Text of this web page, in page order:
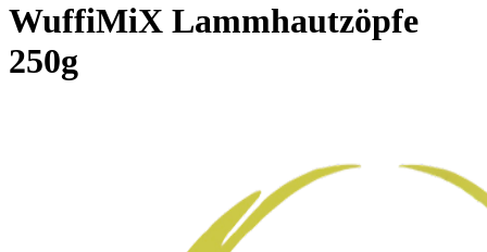
WuffiMiX Lammhautzöpfe
250g